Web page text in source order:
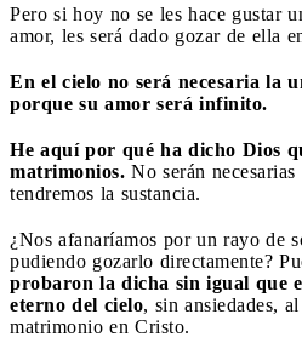
Pero si hoy no se les hace gustar
amor, les será dado gozar de ella
En el cielo no será necesaria la
porque su amor será infinito.
He aquí por qué ha dicho Dios
matrimonios. No serán
tendremos la sustancia.
¿Nos afanaríamos por un rayo de
pudiendo gozarlo directamente?
probaron la dicha sin igual que
eterno del cielo, sin ansiedades,
matrimonio en Cristo.